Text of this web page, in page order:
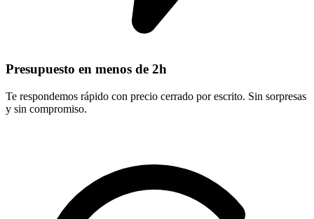
Presupuesto en menos de 2h
Te respondemos rápido con precio cerrado por escrito. Sin sorpresas
y sin compromiso.